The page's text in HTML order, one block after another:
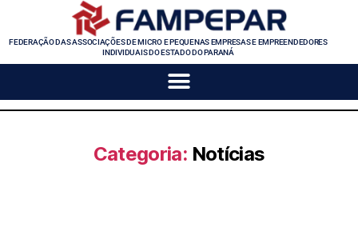
FEDERAÇÃO DAS ASSOCIAÇÕES DE MICRO E PEQUENAS EMPRESAS E EMPREENDEDORES
INDIVIDUAIS DO ESTADO DO PARANÁ
Categoria: Notícias